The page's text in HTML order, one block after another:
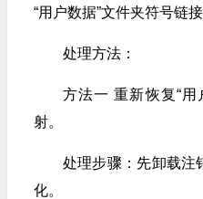
“用户数据”文件夹符号链
处理方法：
方法一 重新恢复“用
射。
处理步骤：先卸载注
化。